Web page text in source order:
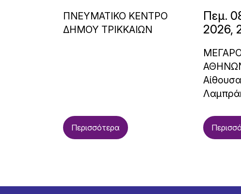
ΠΝΕΥΜΑΤΙΚΟ ΚΕΝΤΡΟ
ΔΗΜΟΥ ΤΡΙΚΚΑΙΩΝ
Περισσότερα
Πεμ.
2026,